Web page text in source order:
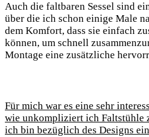
Auch‌ die faltbaren Sessel sind
über⁤ die ich ‍schon einige ⁤Male
dem ⁣Komfort, dass sie einfach
⁢können, um schnell
Montage eine zusätzliche
Für mich war es‍ eine⁤ sehr
wie unkompliziert ich ​Faltstühle
ich ‌bin bezüglich des Designs